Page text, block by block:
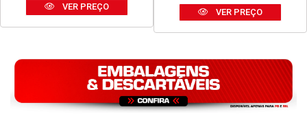
VER PREÇO
VER PREÇO